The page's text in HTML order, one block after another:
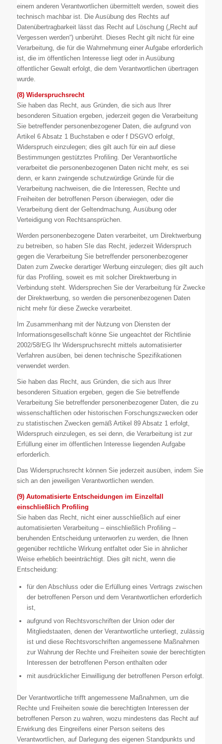
einem anderen Verantwortlichen übermittelt werden, soweit dies
technisch machbar ist. Die Ausübung des Rechts auf
Datenübertragbarkeit lässt das Recht auf Löschung („Recht auf
Vergessen werden“) unberührt. Dieses Recht gilt nicht für eine
Verarbeitung, die für die Wahrnehmung einer Aufgabe erforderlich
ist, die im öffentlichen Interesse liegt oder in Ausübung
öffentlicher Gewalt erfolgt, die dem Verantwortlichen übertragen
wurde.
(8) Widerspruchsrecht
Sie haben das Recht, aus Gründen, die sich aus Ihrer
besonderen Situation ergeben, jederzeit gegen die Verarbeitung
Sie betreffender personenbezogener Daten, die aufgrund von
Artikel 6 Absatz 1 Buchstaben e oder f DSGVO erfolgt,
Widerspruch einzulegen; dies gilt auch für ein auf diese
Bestimmungen gestütztes Profiling. Der Verantwortliche
verarbeitet die personenbezogenen Daten nicht mehr, es sei
denn, er kann zwingende schutzwürdige Gründe für die
Verarbeitung nachweisen, die die Interessen, Rechte und
Freiheiten der betroffenen Person überwiegen, oder die
Verarbeitung dient der Geltendmachung, Ausübung oder
Verteidigung von Rechtsansprüchen.
Werden personenbezogene Daten verarbeitet, um Direktwerbung
zu betreiben, so haben SIe das Recht, jederzeit Widerspruch
gegen die Verarbeitung Sie betreffender personenbezogener
Daten zum Zwecke derartiger Werbung einzulegen; dies gilt auch
für das Profiling, soweit es mit solcher Direktwerbung in
Verbindung steht. Widersprechen Sie der Verarbeitung für Zwecke
der Direktwerbung, so werden die personenbezogenen Daten
nicht mehr für diese Zwecke verarbeitet.
Im Zusammenhang mit der Nutzung von Diensten der
Informationsgesellschaft könne Sie ungeachtet der Richtlinie
2002/58/EG Ihr Widerspruchsrecht mittels automatisierter
Verfahren ausüben, bei denen technische Spezifikationen
verwendet werden.
Sie haben das Recht, aus Gründen, die sich aus Ihrer
besonderen Situation ergeben, gegen die Sie betreffende
Verarbeitung Sie betreffender personenbezogener Daten, die zu
wissenschaftlichen oder historischen Forschungszwecken oder
zu statistischen Zwecken gemäß Artikel 89 Absatz 1 erfolgt,
Widerspruch einzulegen, es sei denn, die Verarbeitung ist zur
Erfüllung einer im öffentlichen Interesse liegenden Aufgabe
erforderlich.
Das Widerspruchsrecht können Sie jederzeit ausüben, indem Sie
sich an den jeweiligen Verantwortlichen wenden.
(9) Automatisierte Entscheidungen im Einzelfall
einschließlich Profiling
Sie haben das Recht, nicht einer ausschließlich auf einer
automatisierten Verarbeitung – einschließlich Profiling –
beruhenden Entscheidung unterworfen zu werden, die Ihnen
gegenüber rechtliche Wirkung entfaltet oder Sie in ähnlicher
Weise erheblich beeinträchtigt. Dies gilt nicht, wenn die
Entscheidung:
für den Abschluss oder die Erfüllung eines Vertrags zwischen
der betroffenen Person und dem Verantwortlichen erforderlich
ist,
aufgrund von Rechtsvorschriften der Union oder der
Mitgliedstaaten, denen der Verantwortliche unterliegt, zulässig
ist und diese Rechtsvorschriften angemessene Maßnahmen
zur Wahrung der Rechte und Freiheiten sowie der berechtigten
Interessen der betroffenen Person enthalten oder
mit ausdrücklicher Einwilligung der betroffenen Person erfolgt.
Der Verantwortliche trifft angemessene Maßnahmen, um die
Rechte und Freiheiten sowie die berechtigten Interessen der
betroffenen Person zu wahren, wozu mindestens das Recht auf
Erwirkung des Eingreifens einer Person seitens des
Verantwortlichen, auf Darlegung des eigenen Standpunkts und